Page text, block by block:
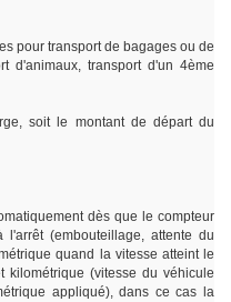
pour transport de bagages ou de
d'animaux, transport d'un 4ème
soit le montant de départ du
dès que le compteur
(embouteillage, attente du
quand la vitesse atteint le
(vitesse du véhicule
appliqué), dans ce cas la